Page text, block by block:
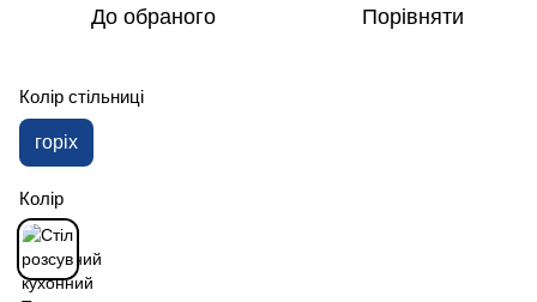
До обраного Порівняти
Колір стільниці
горіх
Колір